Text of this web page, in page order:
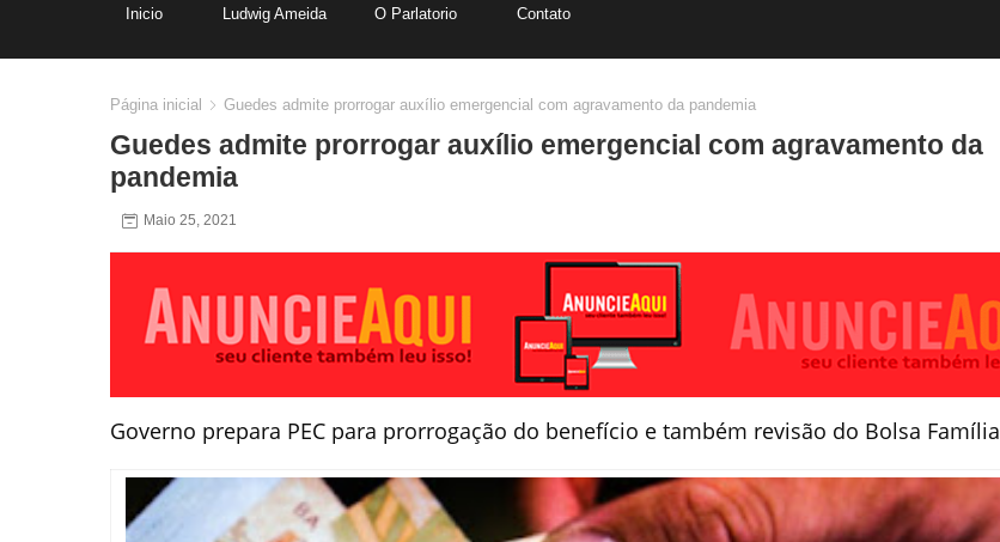
Inicio Ludwig Ameida O Parlatorio Contato
Página inicial Guedes admite prorrogar auxílio emergencial com agravamento da pandemia
Guedes admite prorrogar auxílio emergencial com agravamento da
pandemia
Maio 25, 2021
Governo prepara PEC para prorrogação do benefício e também revisão do Bolsa Família